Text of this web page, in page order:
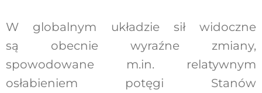
W globalnym układzie sił widoczne
są obecnie wyraźne zmiany,
spowodowane m.in. relatywnym
osłabieniem potęgi Stanów